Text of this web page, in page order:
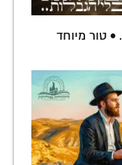
טור מיוחד